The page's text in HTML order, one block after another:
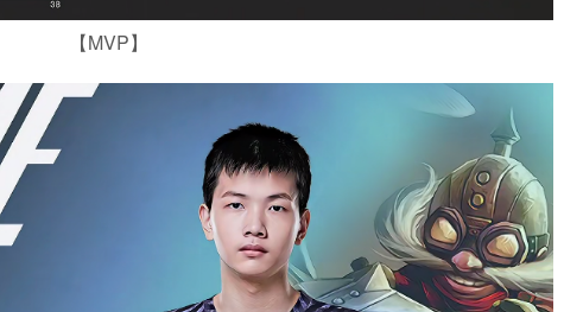
【MVP】